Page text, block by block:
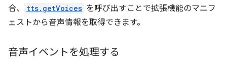
合、
tts.getVoices を呼び出すことで拡張機能のマニフ
ェストから音声情報を取得できます。
音声イベントを処理する